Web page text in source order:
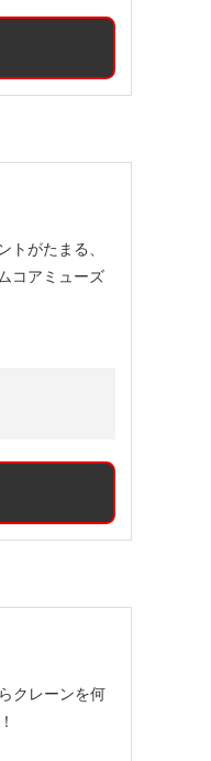
がたまる、
コアミューズ
クレーンを何